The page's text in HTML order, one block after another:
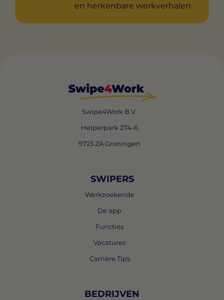
en herkenbare werkverhalen
Swipe4Work B.V.
Helperpark 274-6
9723 ZA Groningen
SWIPERS
Werkzoekende
De app
Functies
Vacatures
Carrière Tips
BEDRIJVEN